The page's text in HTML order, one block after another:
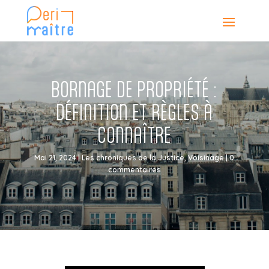
BORNAGE DE PROPRIÉTÉ :
DÉFINITION ET RÈGLES À
CONNAÎTRE
Mai 21, 2024|Les chroniques de la Justice,Voisinage|0
commentaires